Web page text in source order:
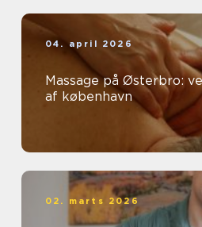
04. april 2026
Massage på Østerbro:
af københavn
02. marts 2026